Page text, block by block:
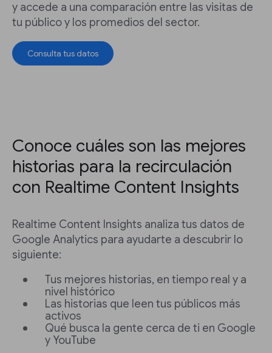
y accede a una comparación entre las visitas de
tu público y los promedios del sector.
Consulta tus datos
Conoce cuáles son las mejores
historias para la recirculación
con Realtime Content Insights
Realtime Content Insights analiza tus datos de
Google Analytics para ayudarte a descubrir lo
siguiente:
Tus mejores historias, en tiempo real y a
nivel histórico
Las historias que leen tus públicos más
activos
Qué busca la gente cerca de ti en Google
y YouTube